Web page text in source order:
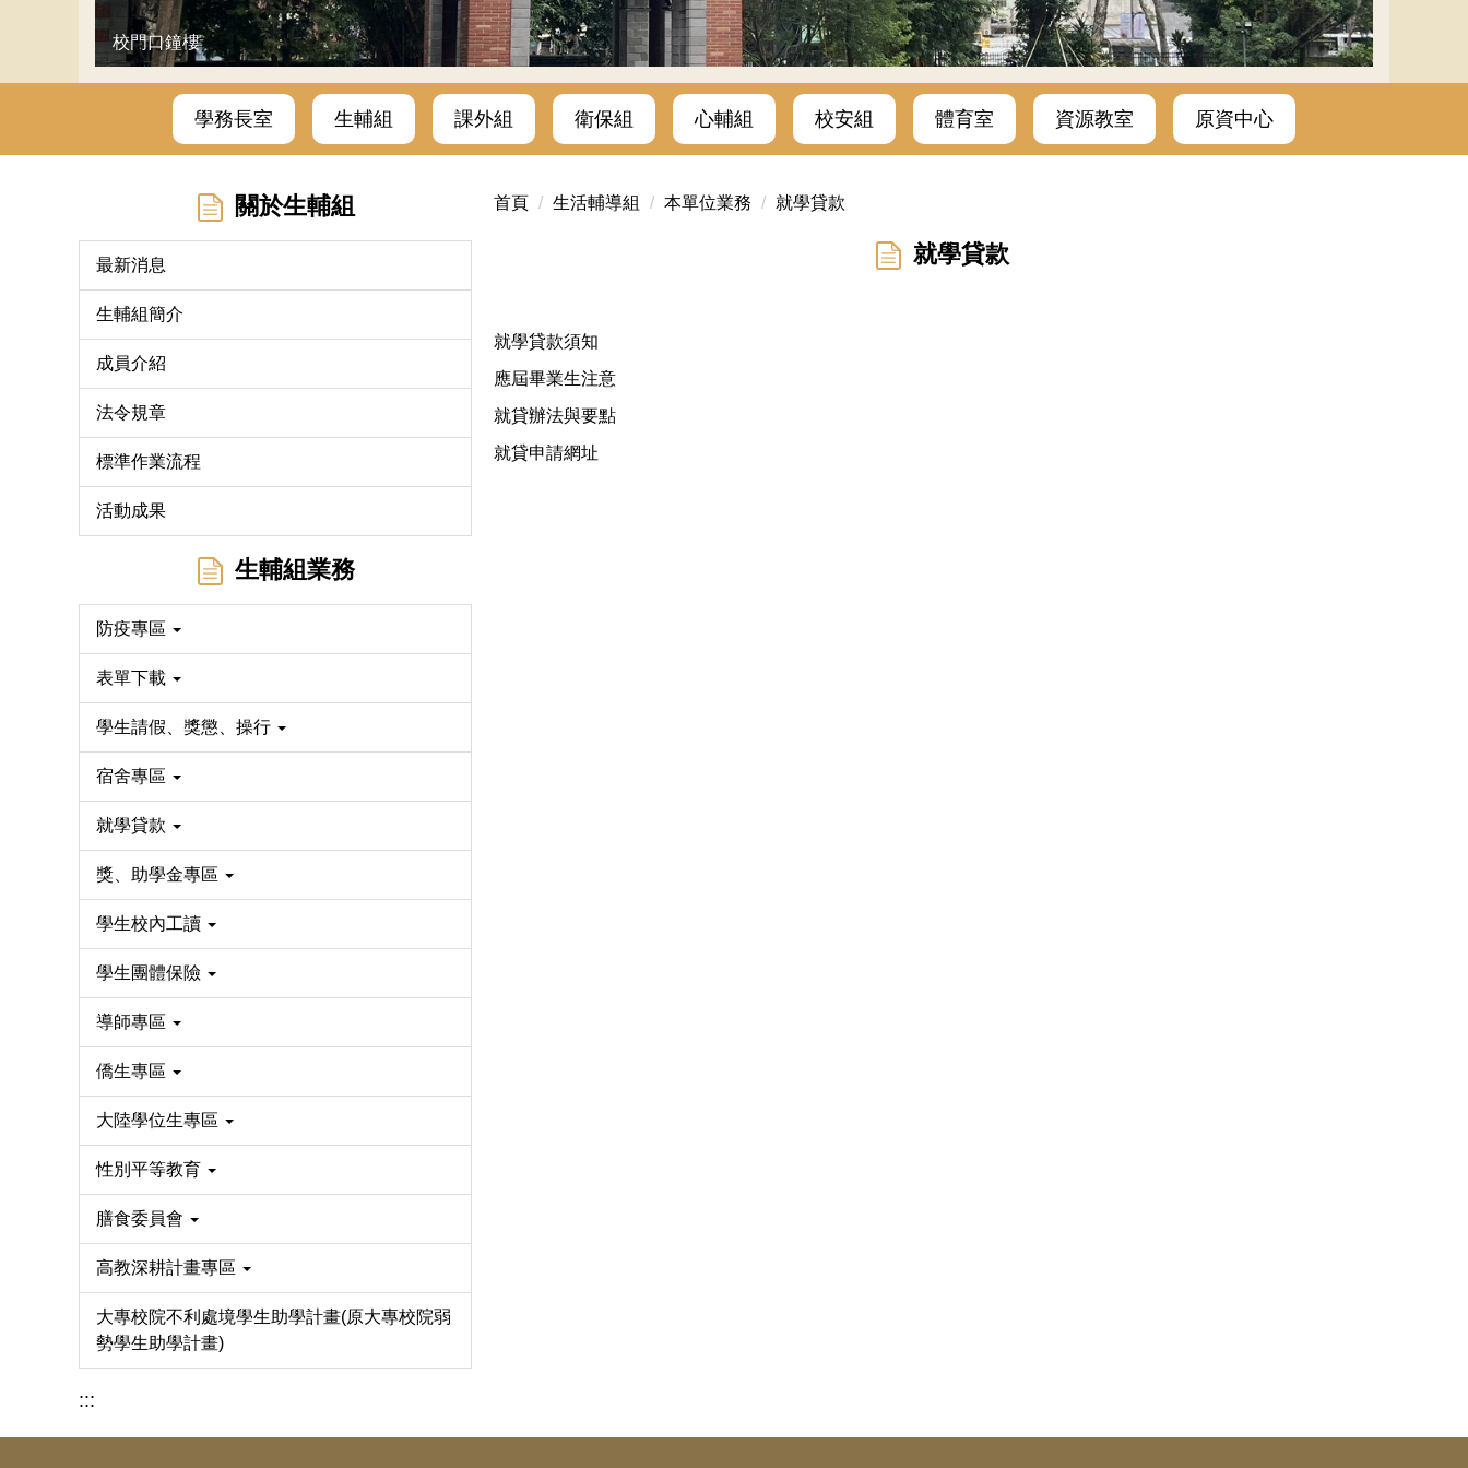
校門口鐘樓
學務長室 生輔組 課外組 衛保組 心輔組 校安組 體育室 資源教室 原資中心
關於生輔組
最新消息
生輔組簡介
成員介紹
法令規章
標準作業流程
活動成果
生輔組業務
防疫專區
表單下載
學生請假、獎懲、操行
宿舍專區
就學貸款
獎、助學金專區
學生校內工讀
學生團體保險
導師專區
僑生專區
大陸學位生專區
性別平等教育
膳食委員會
高教深耕計畫專區
大專校院不利處境學生助學計畫(原大專校院弱
勢學生助學計畫)
首頁 生活輔導組 本單位業務 就學貸款
就學貸款
就學貸款須知
應屆畢業生注意
就貸辦法與要點
就貸申請網址
:::